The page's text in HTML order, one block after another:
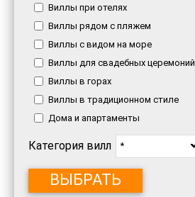
Виллы при отелях
Виллы рядом с пляжем
Виллы с видом на море
Виллы для свадебных церемоний
Виллы в горах
Виллы в традиционном стиле
Дома и апартаменты
Категория вилл *
ВЫБРАТЬ